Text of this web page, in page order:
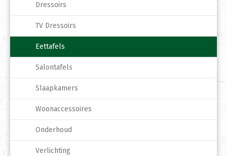
Dressoirs
TV Dressoirs
Eettafels
Salontafels
Slaapkamers
Woonaccessoires
Onderhoud
Verlichting